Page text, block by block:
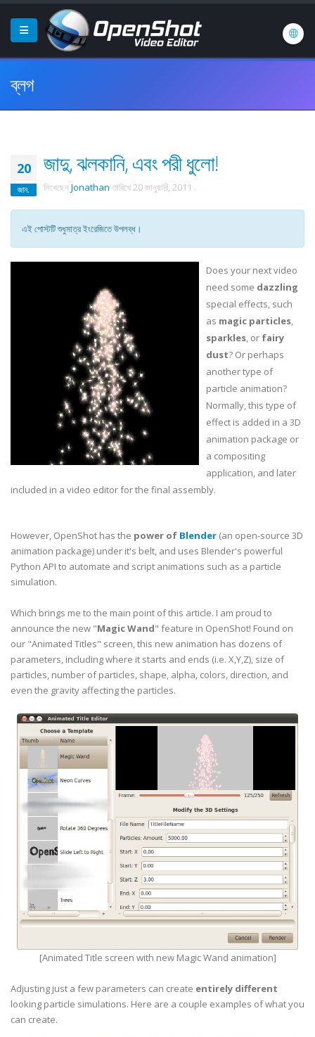
ব্লগ
20
জান.
জাদু, ঝলকানি, এবং পরী ধুলো!
লিখেছেন Jonathan তারিখে20 জানুয়ারি, 2011 .
এই পোস্টটি শুধুমাত্র ইংরেজিতে উপলব্ধ।
Does your next video
need some dazzling
special effects, such
as magic particles,
sparkles, or fairy
dust? Or perhaps
another type of
particle animation?
Normally, this type of
effect is added in a 3D
animation package or
a compositing
application, and later
included in a video editor for the final assembly.
However, OpenShot has the power of Blender (an open-source 3D
animation package) under it's belt, and uses Blender's powerful
Python API to automate and script animations such as a particle
simulation.
Which brings me to the main point of this article. I am proud to
announce the new "Magic Wand" feature in OpenShot! Found on
our "Animated Titles" screen, this new animation has dozens of
parameters, including where it starts and ends (i.e. X,Y,Z), size of
particles, number of particles, shape, alpha, colors, direction, and
even the gravity affecting the particles.
[Animated Title screen with new Magic Wand animation]
Adjusting just a few parameters can create entirely different
looking particle simulations. Here are a couple examples of what you
can create.